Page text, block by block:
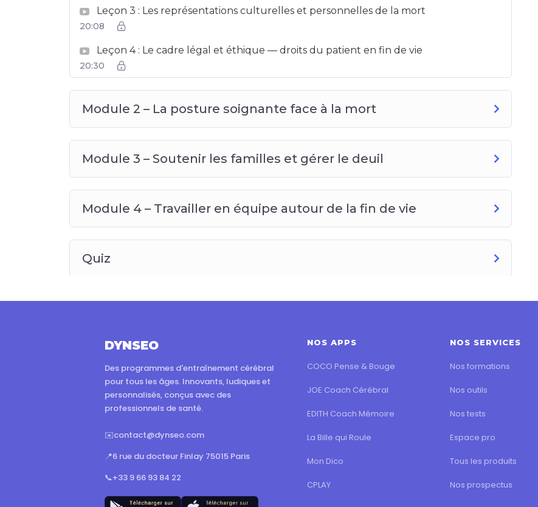
Leçon 3 : Les représentations culturelles et personnelles de la mort
20:08
Leçon 4 : Le cadre légal et éthique — droits du patient en fin de vie
20:30
Module 2 – La posture soignante face à la mort
Module 3 – Soutenir les familles et gérer le deuil
Module 4 – Travailler en équipe autour de la fin de vie
Quiz
DYNSEO
Des programmes d'entraînement cérébral
pour tous les âges. Innovants, ludiques et
personnalisés, conçus avec des
professionnels de santé.
✉️contact@dynseo.com
📍6 rue du docteur Finlay 75015 Paris
📞+33 9 66 93 84 22
NOS APPS
COCO Pense & Bouge
JOE Coach Cérébral
EDITH Coach Mémoire
La Bille qui Roule
Mon Dico
CPLAY
NOS SERVICES
Nos formations
Nos outils
Nos tests
Espace pro
Tous les produits
Nos prospectus